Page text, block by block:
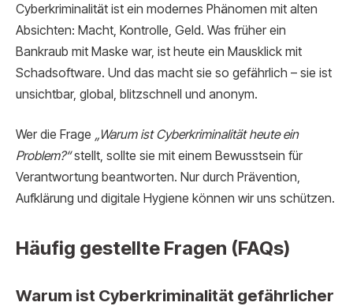
Cyberkriminalität ist ein modernes Phänomen mit alten
Absichten: Macht, Kontrolle, Geld. Was früher ein
Bankraub mit Maske war, ist heute ein Mausklick mit
Schadsoftware. Und das macht sie so gefährlich – sie ist
unsichtbar, global, blitzschnell und anonym.
Wer die Frage „Warum ist Cyberkriminalität heute ein
Problem?“stellt, sollte sie mit einem Bewusstsein für
Verantwortung beantworten. Nur durch Prävention,
Aufklärung und digitale Hygiene können wir uns schützen.
Häufig gestellte Fragen (FAQs)
Warum ist Cyberkriminalität gefährlicher